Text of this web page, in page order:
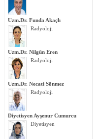
Uzm.Dr. Funda Akaçlı
Radyoloji
Uzm.Dr. Nilgün Eren
Radyoloji
Uzm.Dr. Necati Sönmez
Radyoloji
Diyetisyen Ayşenur Cumurcu
Diyetisyen